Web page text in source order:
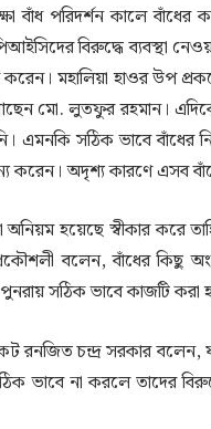
বাঁধ পরিদর্শন কালে
বিরুদ্ধে ব্যবস্থা
করেন। মহালিয়া হাওর উপ
আছেন মো. লুতফুর রহমান।
এমনকি সঠিক ভাবে
করেন। অদৃশ্য কারণে এসব
হয়েছে স্বীকার করে
বলেন, বাঁধের কিছু
সঠিক ভাবে কাজটি করা
রনজিত চন্দ্র সরকার বলেন,
ভাবে না করলে তাদের